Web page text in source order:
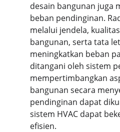
desain bangunan juga
beban pendinginan.
melalui jendela,
bangunan, serta tata
meningkatkan beban
ditangani oleh sistem
mempertimbangkan
bangunan secara
pendinginan dapat
sistem HVAC dapat
efisien.